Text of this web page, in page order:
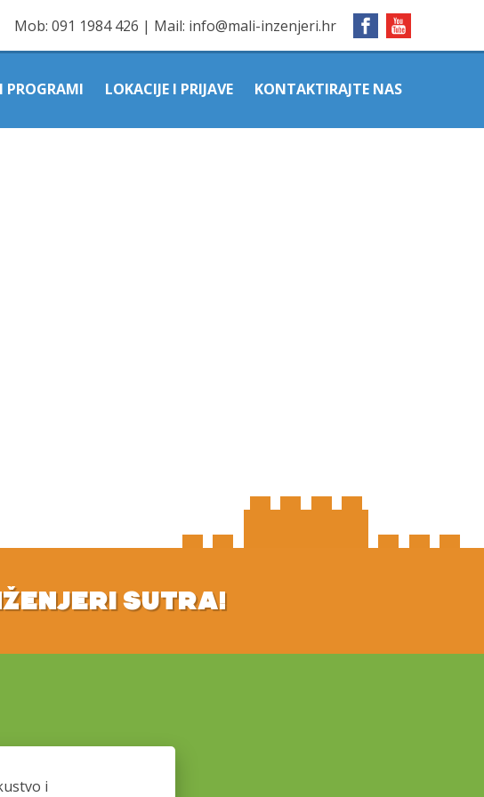
Mob: 091 1984 426 | Mail: info@mali-inzenjeri.hr
PROGRAMI LOKACIJE I PRIJAVE KONTAKTIRAJTE NAS
i
SUTRA!